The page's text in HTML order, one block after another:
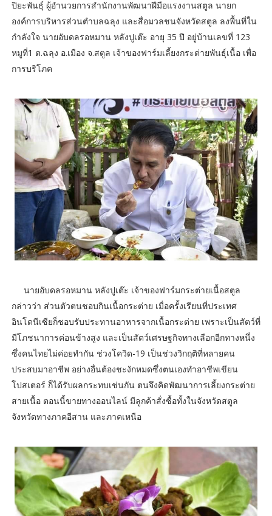
ปิยะพันธุ์ ผู้อำนวยการสำนักงานพัฒนาฝีมือแรงงานสตูล นายก
องค์การบริหารส่วนตำบลฉลุง และสื่อมวลชนจังหวัดสตูล ลงพื้นที่ใน
กำลังใจ นายอับดลรอหมาน หลังปูเต๊ะ อายุ 35 ปี อยู่บ้านเลขที่ 123
หมูที่1 ต.ฉลุง อ.เมือง จ.สตูล เจ้าของฟาร์มเลี้ยงกระต่ายพันธุ์เนื้อ เพื่อ
การบริโภค
นายอับดลรอหมาน หลังปูเต๊ะ เจ้าของฟาร์มกระต่ายเนื้อสตูล
กล่าวว่า ส่วนตัวตนชอบกินเนื้อกระต่าย เมื่อครั้งเรียนที่ประเทศ
อินโดนีเซียก็ชอบรับประทานอาหารจากเนื้อกระต่าย เพราะเป็นสัตว์ที่
มีโภชนาการค่อนข้างสูง และเป็นสัตว์เศรษฐกิจทางเลือกอีกทางหนึ่ง
ซึ่งคนไทยไม่ค่อยทำกัน ช่วงโควิด-19 เป็นช่วงวิกฤติที่หลายคน
ประสบมาอาชีพ อย่างอื่นต้องชะงักหมดซึ่งตนเองทำอาชีพเขียน
โปสเตอร์ ก็ได้รับผลกระทบเช่นกัน ตนจึงคิดพัฒนาการเลี้ยงกระต่าย
สายเนื้อ ตอนนี้ขายทางออนไลน์ มีลูกค้าสั่งซื้อทั้งในจังหวัดสตูล
จังหวัดทางภาคอีสาน และภาคเหนือ